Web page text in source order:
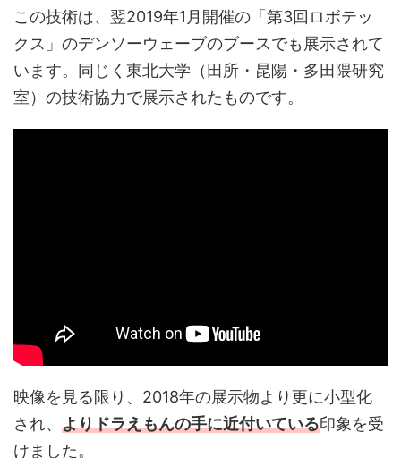
この技術は、翌2019年1月開催の「第3回ロボテッ
クス」のデンソーウェーブのブースでも展示されて
います。同じく東北大学（田所・昆陽・多田隈研究
室）の技術協力で展示されたものです。
映像を見る限り、2018年の展示物より更に小型化
され、 よりドラえもんの手に近付いている印象を受
けました。